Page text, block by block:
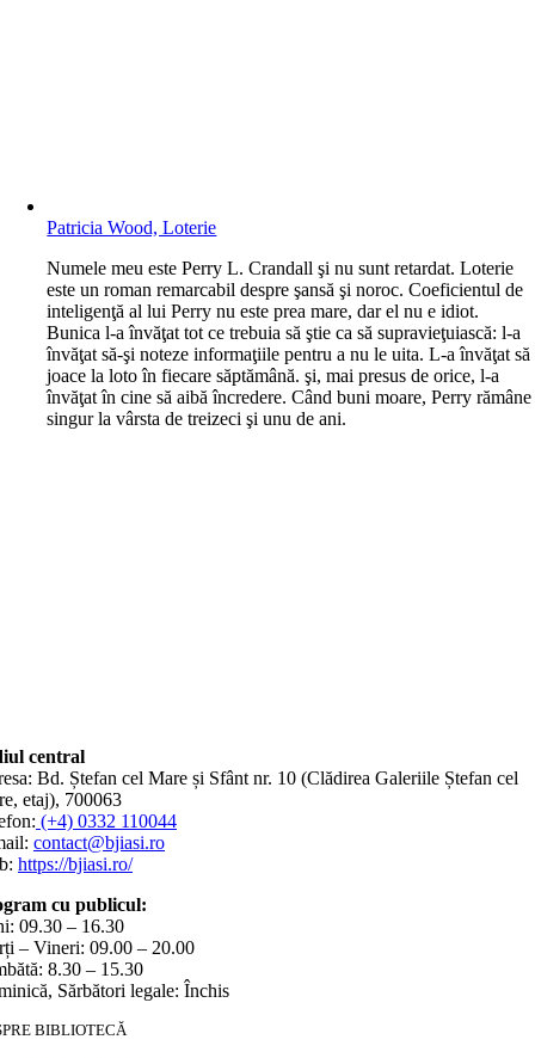
Patricia Wood, Loterie
Numele meu este Perry L. Crandall şi nu sunt retardat. Loterie
este un roman remarcabil despre şansă şi noroc. Coeficientul de
inteligenţă al lui Perry nu este prea mare, dar el nu e idiot.
Bunica l-a învăţat tot ce trebuia să ştie ca să supravieţuiască: l-a
învăţat să-şi noteze informaţiile pentru a nu le uita. L-a învăţat să
joace la loto în fiecare săptămână. şi, mai presus de orice, l-a
învăţat în cine să aibă încredere. Când buni moare, Perry rămâne
singur la vârsta de treizeci şi unu de ani.
central
Bd. Ștefan cel Mare și Sfânt nr. 10 (Clădirea Galeriile Ștefan cel
etaj), 700063
(+4) 0332 110044
contact@bjiasi.ro
https://bjiasi.ro/
cu publicul:
09.30 – 16.30
– Vineri: 09.00 – 20.00
8.30 – 15.30
Sărbători legale: Închis
BIBLIOTECĂ